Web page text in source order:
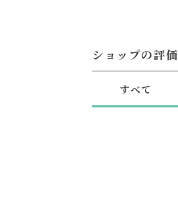
ショップの評価
すべて